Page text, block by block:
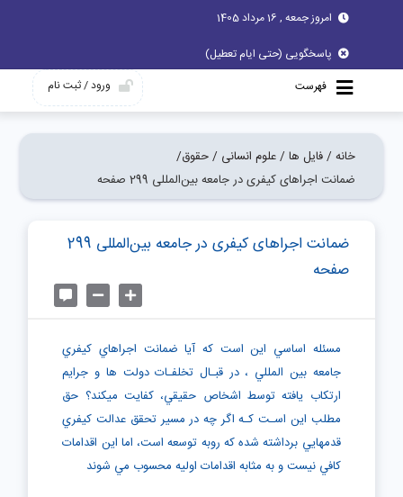
امروز جمعه , 16 مرداد 1405
پاسخگویی (حتی ایام تعطیل)
فهرست
ورود / ثبت نام
خانه / فایل ها / علوم انسانی / حقوق/
ضمانت اجراهای کیفری در جامعه بین‌المللی 299 صفحه
ضمانت اجراهای کیفری در جامعه بین‌المللی 299
صفحه
مسئله اساسي اين است كه آيا ضمانت اجراهاي كيفري
جامعه بين المللي ، در قبـال تخلفـات دولت ها و جرايم
ارتكاب يافته توسط اشخاص حقيقي، كفايت ميكند؟ حق
مطلب اين اسـت كـه اگر چه در مسير تحقق عدالت كيفري
قدمهايي برداشته شده كه روبه توسعه است، اما اين اقدامات
كافي نيست و به مثابه اقدامات اوليه محسوب مي شوند